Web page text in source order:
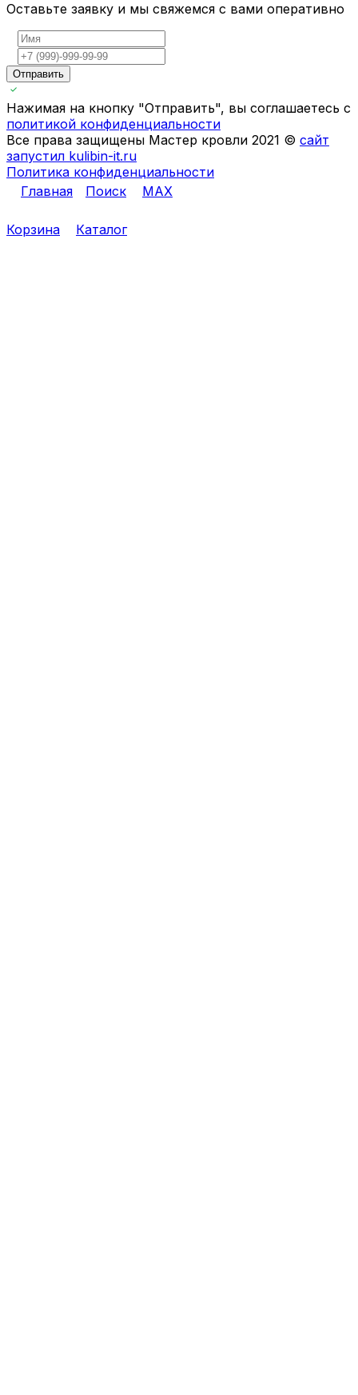
Оставьте заявку и мы свяжемся с вами оперативно
Отправить
Нажимая на кнопку "Отправить", вы соглашаетесь с
политикой конфиденциальности
Все права защищены Мастер кровли 2021 © сайт
запустил kulibin-it.ru
Политика конфиденциальности
Главная
Поиск MAX
Корзина Каталог